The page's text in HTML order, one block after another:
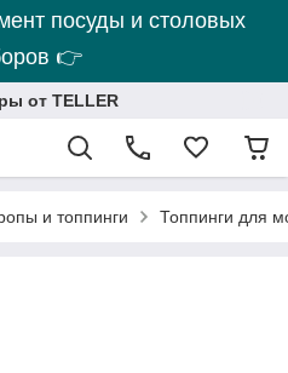
посуды и столовых
👉
от TELLER
и топпинги Топпинги для